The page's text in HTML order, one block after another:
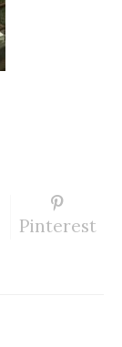
Pinterest